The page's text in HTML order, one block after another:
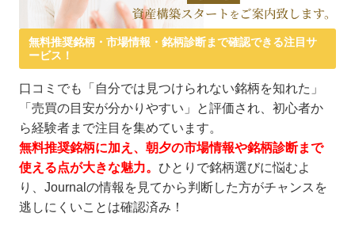
無料推奨銘柄・市場情報・銘柄診断まで確認できる注目サ
ービス！
口コミでも「自分では見つけられない銘柄を知れた」
「売買の目安が分かりやすい」と評価され、初心者か
ら経験者まで注目を集めています。
無料推奨銘柄に加え、朝夕の市場情報や銘柄診断まで
使える点が大きな魅力。 ひとりで銘柄選びに悩むよ
り、Journalの情報を見てから判断した方がチャンスを
逃しにくいことは確認済み！